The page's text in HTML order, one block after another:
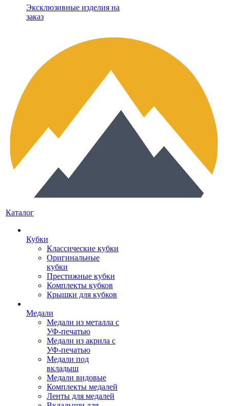
Эксклюзивные изделия на
заказ
Каталог
Кубки
Классические кубки
Оригинальные
кубки
Престижные кубки
Комплекты кубков
Крышки для кубков
Медали
Медали из металла с
УФ-печатью
Медали из акрила с
УФ-печатью
Медали под
вкладыш
Медали видовые
Комплекты медалей
Ленты для медалей